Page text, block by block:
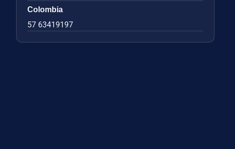
Colombia
57 63419197